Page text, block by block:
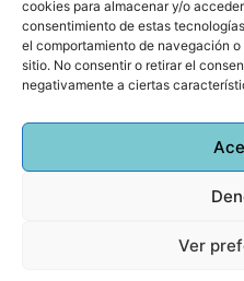
cookies para almacenar y/o
consentimiento de estas
el comportamiento de navegación
sitio. No consentir o retirar el
negativamente a ciertas
Ver
Mi libro: La felicidad:
Blog: Reflexiones que
Agendar cita
Leocadio Martín